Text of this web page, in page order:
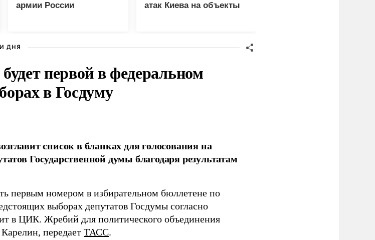
армии России
атак Киева на объекты
ДНЯ
первой в федеральном
в Госдуму
список в бланках для голосования на
Государственной думы благодаря результатам
первым номером в избирательном бюллетене по
выборах депутатов Госдумы согласно
в ЦИК. Жребий для политического объединения
передает ТАСС.